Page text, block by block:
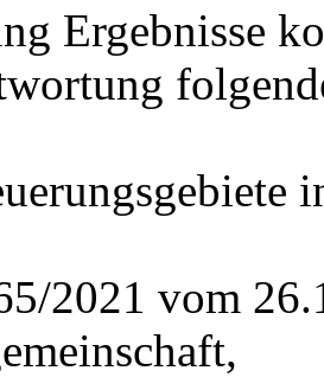
Ergebnisse
2021 vom